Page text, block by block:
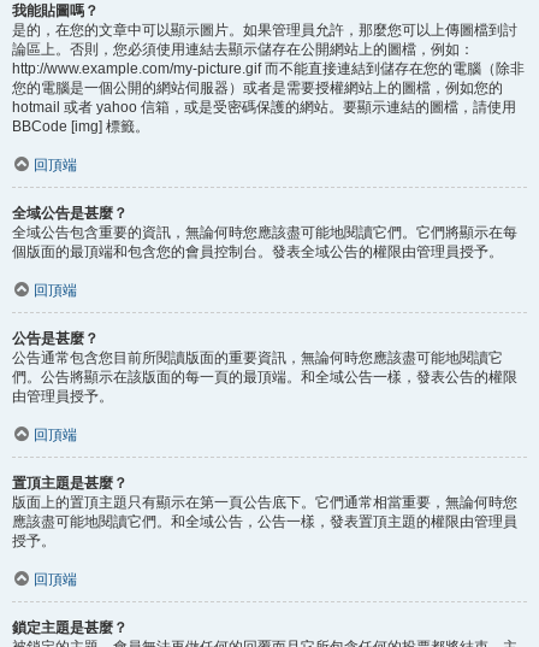
我能貼圖嗎？
是的，在您的文章中可以顯示圖片。如果管理員允許，那麼您可以上傳圖檔到討
論區上。否則，您必須使用連結去顯示儲存在公開網站上的圖檔，例如：
http://www.example.com/my-picture.gif 而不能直接連結到儲存在您的電腦（除非
您的電腦是一個公開的網站伺服器）或者是需要授權網站上的圖檔，例如您的
hotmail 或者 yahoo 信箱，或是受密碼保護的網站。要顯示連結的圖檔，請使用
BBCode [img] 標籤。
回頂端
全域公告是甚麼？
全域公告包含重要的資訊，無論何時您應該盡可能地閱讀它們。它們將顯示在每
個版面的最頂端和包含您的會員控制台。發表全域公告的權限由管理員授予。
回頂端
公告是甚麼？
公告通常包含您目前所閱讀版面的重要資訊，無論何時您應該盡可能地閱讀它
們。公告將顯示在該版面的每一頁的最頂端。和全域公告一樣，發表公告的權限
由管理員授予。
回頂端
置頂主題是甚麼？
版面上的置頂主題只有顯示在第一頁公告底下。它們通常相當重要，無論何時您
應該盡可能地閱讀它們。和全域公告，公告一樣，發表置頂主題的權限由管理員
授予。
回頂端
鎖定主題是甚麼？